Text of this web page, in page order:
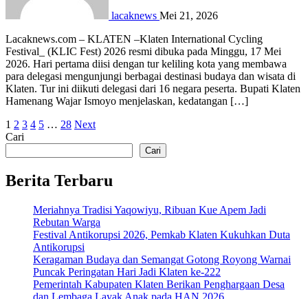
lacaknews Mei 21, 2026
Lacaknews.com – KLATEN –Klaten International Cycling
Festival_ (KLIC Fest) 2026 resmi dibuka pada Minggu, 17 Mei
2026. Hari pertama diisi dengan tur keliling kota yang membawa
para delegasi mengunjungi berbagai destinasi budaya dan wisata di
Klaten. Tur ini diikuti delegasi dari 16 negara peserta. Bupati Klaten
Hamenang Wajar Ismoyo menjelaskan, kedatangan […]
Paginasi
pos
1 2 3 4 5 … 28 Next
Cari
Cari
Berita Terbaru
Meriahnya Tradisi Yaqowiyu, Ribuan Kue Apem Jadi
Rebutan Warga
Festival Antikorupsi 2026, Pemkab Klaten Kukuhkan Duta
Antikorupsi
Keragaman Budaya dan Semangat Gotong Royong Warnai
Puncak Peringatan Hari Jadi Klaten ke-222
Pemerintah Kabupaten Klaten Berikan Penghargaan Desa
dan Lembaga Layak Anak pada HAN 2026